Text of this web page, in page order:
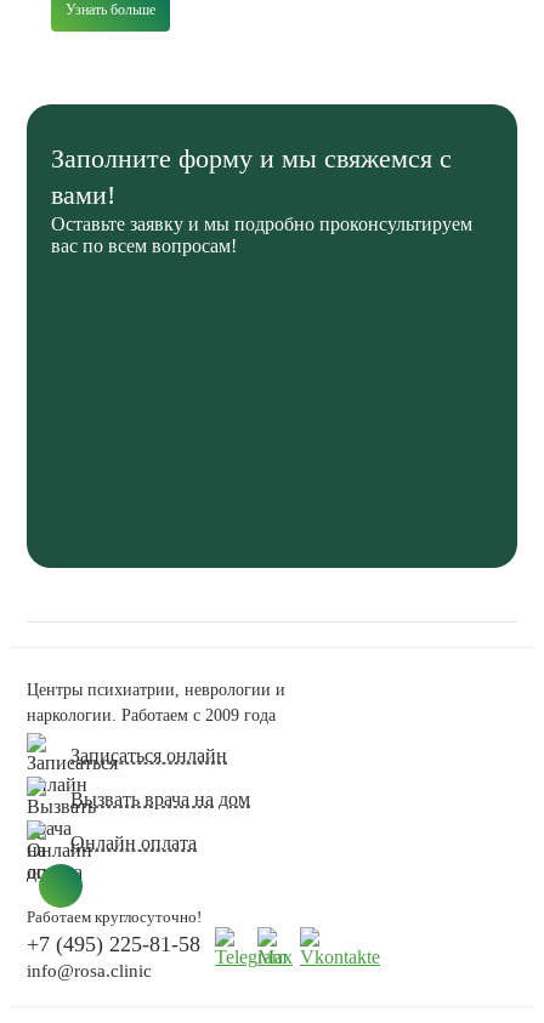
Узнать больше
Заполните форму и мы свяжемся с
вами!
Оставьте заявку и мы подробно проконсультируем
вас по всем вопросам!
Центры психиатрии, неврологии и
наркологии. Работаем с 2009 года
Записаться онлайн
Вызвать врача на дом
Онлайн оплата
Работаем круглосуточно!
+7 (495) 225-81-58
info@rosa.clinic